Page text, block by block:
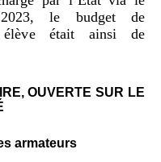
le budget de
élève était ainsi de
OUVERTE SUR LE
armateurs